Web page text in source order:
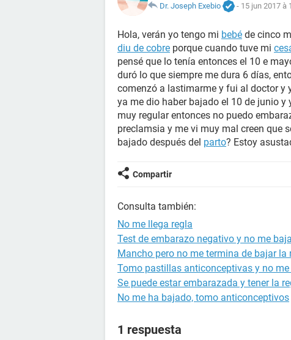
Dr. Joseph Exebio
- 15 jun 2017 à
Hola, verán yo tengo mi bebé de cinco
diu de cobre porque cuando tuve mi
pensé que lo tenía entonces el 10 e
duró lo que siempre me dura 6 días,
comenzó a lastimarme y fui al doctor y
ya me dio haber bajado el 10 de junio
muy regular entonces no puedo
preclamsia y me vi muy mal creen que
bajado después del parto? Estoy
Compartir
Consulta también:
No me llega regla
Test de embarazo negativo y no me
Mancho pero no me termina de bajar la
Tomo pastillas anticonceptivas y no
Se puede estar embarazada y tener la
No me ha bajado, tomo anticonceptivos
1 respuesta